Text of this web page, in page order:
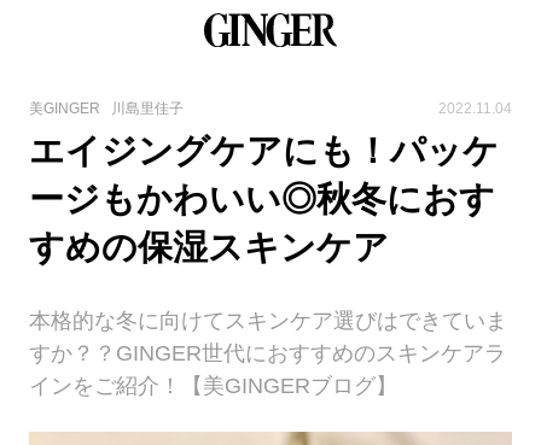
美GINGER 川島里佳子 2022.11.04
エイジングケアにも！パッケ
ージもかわいい◎秋冬におす
すめの保湿スキンケア
本格的な冬に向けてスキンケア選びはできていま
すか？？GINGER世代におすすめのスキンケアラ
インをご紹介！【美GINGERブログ】